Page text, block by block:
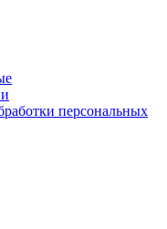
персональных